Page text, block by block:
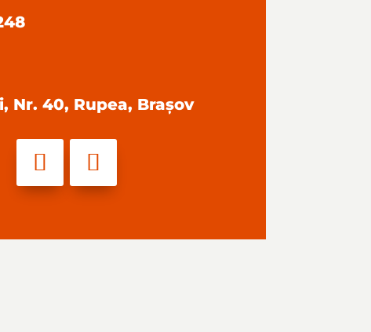
Nr. 40, Rupea, Brașov